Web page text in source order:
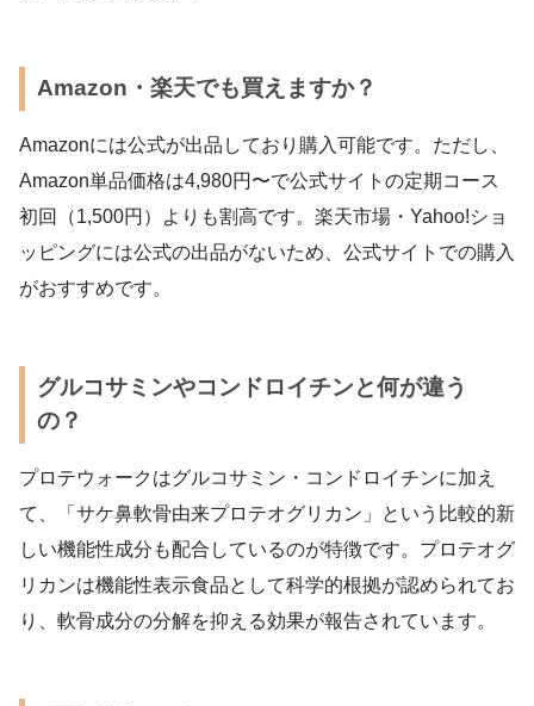
Amazon・楽天でも買えますか？
Amazonには公式が出品しており購入可能です。ただし、
Amazon単品価格は4,980円〜で公式サイトの定期コース
初回（1,500円）よりも割高です。楽天市場・Yahoo!ショ
ッピングには公式の出品がないため、公式サイトでの購入
がおすすめです。
グルコサミンやコンドロイチンと何が違う
の？
プロテウォークはグルコサミン・コンドロイチンに加え
て、「サケ鼻軟骨由来プロテオグリカン」という比較的新
しい機能性成分も配合しているのが特徴です。プロテオグ
リカンは機能性表示食品として科学的根拠が認められてお
り、軟骨成分の分解を抑える効果が報告されています。